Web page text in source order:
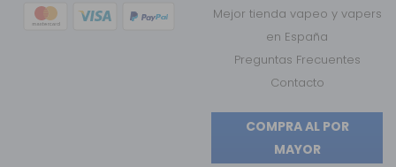
Mejor tienda vapeo y vapers
en España
Preguntas Frecuentes
Contacto
COMPRA AL POR
MAYOR